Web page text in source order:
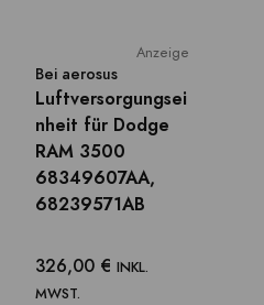
Anzeige
Bei aerosus
Luftversorgungsei
nheit für Dodge
RAM 3500
68349607AA,
68239571AB
326,00 € INKL.
MWST.